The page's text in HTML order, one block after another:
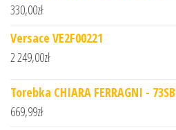
330,00zł
Versace VE2F00221
2 249,00zł
Torebka CHIARA FERRAGNI -
669,99zł